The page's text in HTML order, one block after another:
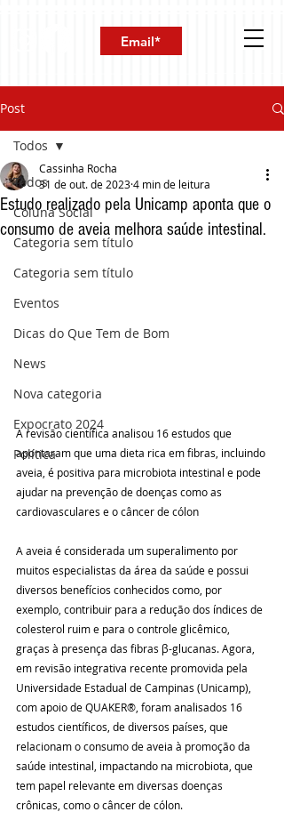
Post
Todos
Coluna Social
Categoria sem título
Categoria sem título
Eventos
Dicas do Que Tem de Bom
News
Nova categoria
Expocrato 2024
Política
Todos
Estudo realizado pela Unicamp aponta que o
consumo de aveia melhora saúde intestinal.
Cassinha Rocha
31 de out. de 20234 min de leitura
A revisão científica analisou 16 estudos que
apontaram que uma dieta rica em fibras, incluindo
aveia, é positiva para microbiota intestinal e pode
ajudar na prevenção de doenças como as
cardiovasculares e o câncer de cólon
A aveia é considerada um superalimento por
muitos especialistas da área da saúde e possui
diversos benefícios conhecidos como, por
exemplo, contribuir para a redução dos índices de
colesterol ruim e para o controle glicêmico,
graças à presença das fibras β-glucanas. Agora,
em revisão integrativa recente promovida pela
Universidade Estadual de Campinas (Unicamp),
com apoio de QUAKER®️, foram analisados 16
estudos científicos, de diversos países, que
relacionam o consumo de aveia à promoção da
saúde intestinal, impactando na microbiota, que
tem papel relevante em diversas doenças
crônicas, como o câncer de cólon.